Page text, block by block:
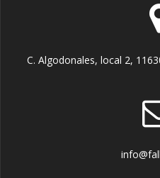
C. Algodonales, local 2,